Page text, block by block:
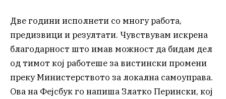
Две години исполнети со многу работа,
предизвици и резултати. Чувствувам искрена
благодарност што имав можност да бидам дел
од тимот кој работеше за вистински промени
преку Министерството за локална самоуправа.
Ова на Фејсбук го напиша Златко Перински, кој